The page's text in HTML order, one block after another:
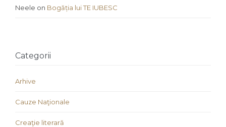
Neele on Bogăția lui TE IUBESC
Categorii
Arhive
Cauze Naţionale
Creaţie literară